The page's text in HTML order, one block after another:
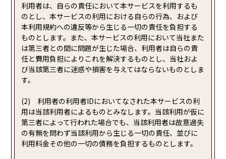
利用者は、自らの責任において本サービスを利用するも
のとし、本サービスの利用における自らの行為、および
本利用規約への違反等から生じる一切の責任を負担する
ものとします。また、本サービスの利用において当社また
は第三者との間に問題が生じた場合、利用者は自らの責
任と費用負担によりこれを解決するものとし、当社およ
び当該第三者に迷惑や損害を与えてはならないものとしま
す。
(2) 利用者の利用者IDにおいてなされた本サービスの利
用は当該利用者によるものとみなします。当該利用が仮に
第三者によって行われた場合でも、当該利用者は故意過失
の有無を問わず当該利用から生じる一切の責任、並びに
利用料金その他の一切の債務を負担するものとします。